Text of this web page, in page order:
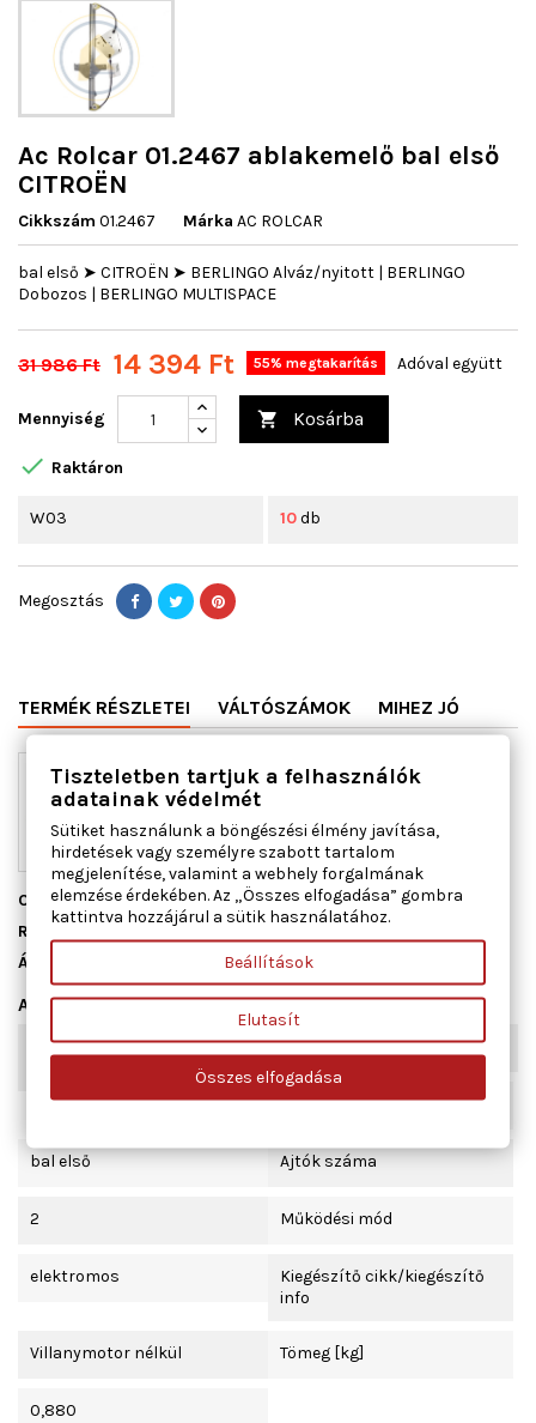
Ac Rolcar 01.2467 ablakemelő bal első
CITROËN
Cikkszám 01.2467 Márka AC ROLCAR
bal első ➤ CITROËN ➤ BERLINGO Alváz/nyitott | BERLINGO
Dobozos | BERLINGO MULTISPACE
31 986 Ft 14 394 Ft 55% megtakarítás Adóval együtt
Mennyiség  Kosárba
 Raktáron
W03 10db
Megosztás
TERMÉK RÉSZLETEI VÁLTÓSZÁMOK MIHEZ JÓ
Cikkszám 01.2467
Raktáron
Állapot
Adatlap
Kombinált kapcsoló
komfort funkcióval
Beépítési oldal
bal első Ajtók száma
2 Működési mód
elektromos
Kiegészítő cikk/kiegészítő
info
Villanymotor nélkül Tömeg [kg]
0,880
Tiszteletben tartjuk a felhasználók
adatainak védelmét
Sütiket használunk a böngészési élmény javítása,
hirdetések vagy személyre szabott tartalom
megjelenítése, valamint a webhely forgalmának
elemzése érdekében. Az „Összes elfogadása” gombra
kattintva hozzájárul a sütik használatához.
Beállítások
Elutasít
Összes elfogadása